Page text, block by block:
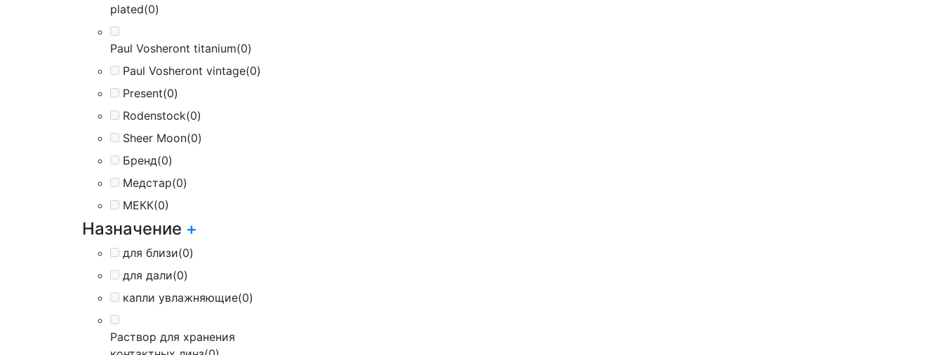
plated(0)
Paul Vosheront titanium(0)
Paul Vosheront vintage(0)
Present(0)
Rodenstock(0)
Sheer Moon(0)
Бренд(0)
Медстар(0)
МЕКК(0)
Назначение +
для близи(0)
для дали(0)
капли увлажняющие(0)
Раствор для хранения